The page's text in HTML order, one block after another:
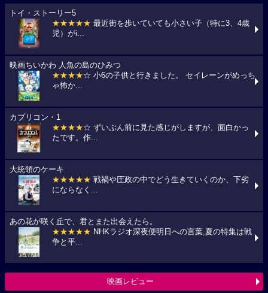
トイ・ストーリー5
★★★★★ 最近街を歩いていても小さい子（特に3、4歳
児）がi...
映画ちいかわ 人魚の島のひみつ
★★★★☆ 小6の子供と行きました。 セイレーンがめっち
ゃ怖か...
カプリコン・1
★★★★☆ ずいぶん前に見た感じがしますが、面白かっ
たです。作...
大統領のケーキ
★★★★★ 戦禍や圧政の中でどう生きていくのか、下劣
にならなく...
あの花が咲く丘で、君とまた出会えたら。
★★★★★ NHKラジオ深夜便明日への言葉,夏の特集は戦
争と平...
映画レビュー